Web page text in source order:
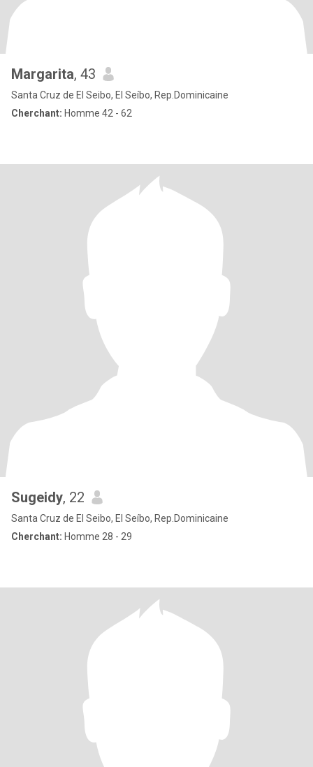
Margarita, 43
Santa Cruz de El Seibo, El Seíbo, Rep.Dominicaine
Cherchant: Homme 42 - 62
Sugeidy, 22
Santa Cruz de El Seibo, El Seíbo, Rep.Dominicaine
Cherchant: Homme 28 - 29